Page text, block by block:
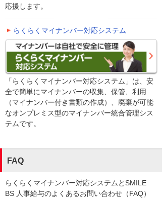
応援します。
らくらくマイナンバー対応システム
「らくらくマイナンバー対応システム」は、安
全で簡単にマイナンバーの収集、保管、利用
（マイナンバー付き書類の作成）、廃棄が可能
なオンプレミス型のマイナンバー統合管理シス
テムです。
FAQ
らくらくマイナンバー対応システムとSMILE
BS 人事給与のよくあるお問い合わせ（FAQ）